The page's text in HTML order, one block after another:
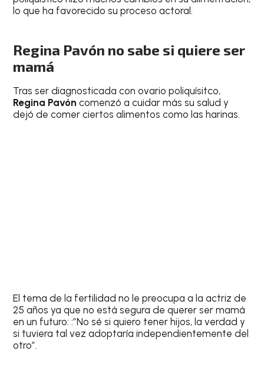
lo que ha favorecido su proceso actoral.
Regina Pavón no sabe si quiere ser
mamá
Tras ser diagnosticada con ovario poliquísitco,
Regina Pavón comenzó a cuidar más su salud y
dejó de comer ciertos alimentos como las harinas.
El tema de la fertilidad no le preocupa a la actriz de
25 años ya que no está segura de querer ser mamá
en un futuro: :”No sé si quiero tener hijos, la verdad y
si tuviera tal vez adoptaría independientemente del
otro”.